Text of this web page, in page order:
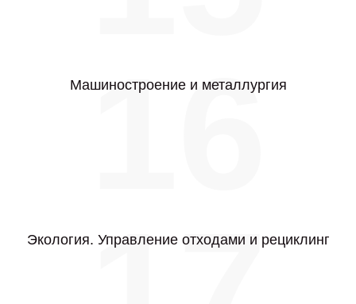
Машиностроение и металлургия
16
Экология. Управление отходами и рециклинг